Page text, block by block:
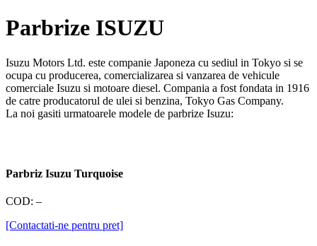
Parbrize ISUZU
Isuzu Motors Ltd. este companie Japoneza cu sediul in Tokyo si se
ocupa cu producerea, comercializarea si vanzarea de vehicule
comerciale Isuzu si motoare diesel. Compania a fost fondata in 1916
de catre producatorul de ulei si benzina, Tokyo Gas Company.
La noi gasiti urmatoarele modele de parbrize Isuzu:
Parbriz Isuzu Turquoise
COD: –
[Contactati-ne pentru pret]